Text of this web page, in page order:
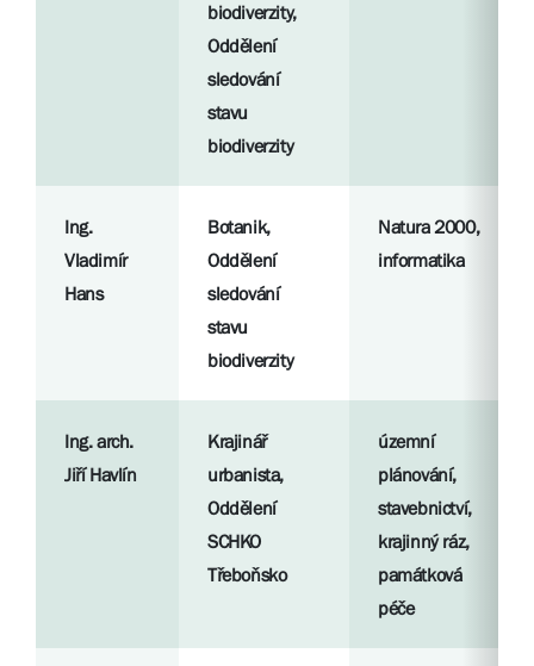
biodiverzity,
Oddělení
sledování
stavu
biodiverzity
Ing.
Vladimír
Hans
Botanik,
Oddělení
sledování
stavu
biodiverzity
Natura 2000,
informatika
Ing. arch.
Jiří Havlín
Krajinář
urbanista,
Oddělení
SCHKO
Třeboňsko
územní
plánování,
stavebnictví,
krajinný ráz,
památková
péče